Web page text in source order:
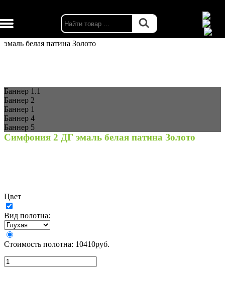
Двери межкомнатныеШейл ДорсСимфония 2 ДГ
эмаль белая патина Золото
Баннер 1.1
Баннер 2
Баннер 1
Баннер 4
Баннер 5
Симфония 2 ДГ эмаль белая патина Золото
Цвет
Вид полотна:
Стоимость полотна: 10410руб.